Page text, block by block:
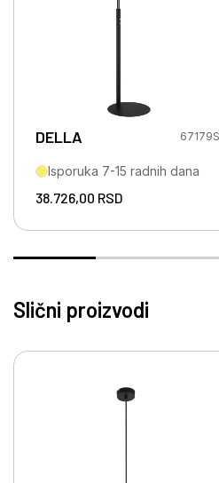
DELLA
Isporuka 7-15 radnih dana
38.726,00 RSD
Slični proizvodi